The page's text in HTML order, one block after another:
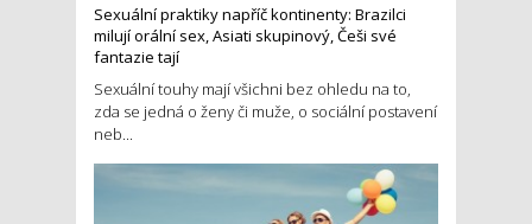
Sexuální praktiky napříč kontinenty: Brazilci
milují orální sex, Asiati skupinový, Češi své
fantazie tají
Sexuální touhy mají všichni bez ohledu na to,
zda se jedná o ženy či muže, o sociální postavení
neb...